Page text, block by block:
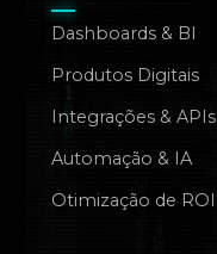
Dashboards & BI
Produtos Digitais
Integrações & APIs
Automação & IA
Otimização de ROI